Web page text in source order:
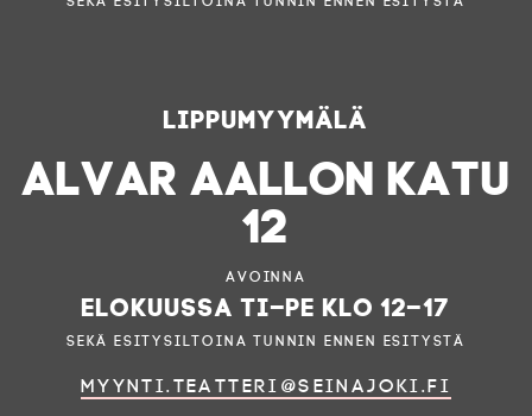
Lippumyymälä
ALVAR AALLON KATU
12
Avoinna
elokuussa ti–pe klo 12–17
sekä esitysiltoina tunnin ennen esitystä
myynti.teatteri@seinajoki.fi